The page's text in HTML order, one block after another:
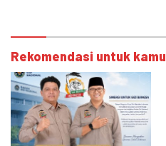
Rekomendasi untuk kamu